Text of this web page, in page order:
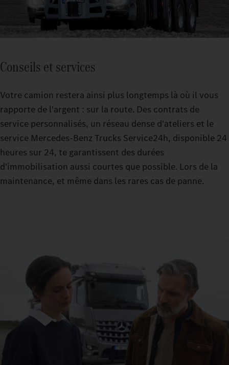
Conseils et services
Votre camion restera ainsi plus longtemps là où il vous
rapporte de l'argent : sur la route. Des contrats de
service personnalisés, un réseau dense d'ateliers et le
service Mercedes-Benz Trucks Service24h, disponible 24
heures sur 24, te garantissent des durées
d'immobilisation aussi courtes que possible. Lors de la
maintenance, et même dans les rares cas de panne.